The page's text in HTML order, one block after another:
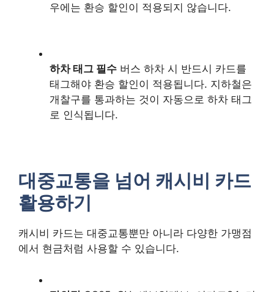
우에는 환승 할인이 적용되지 않습니다.
하차 태그 필수 버스 하차 시 반드시 카드를
태그해야 환승 할인이 적용됩니다. 지하철은
개찰구를 통과하는 것이 자동으로 하차 태그
로 인식됩니다.
대중교통을 넘어 캐시비 카드
활용하기
캐시비 카드는 대중교통뿐만 아니라 다양한 가맹점
에서 현금처럼 사용할 수 있습니다.